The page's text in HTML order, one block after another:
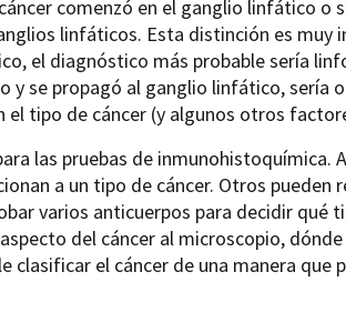
comenzó en el ganglio linfático o
linfáticos. Esta distinción es muy
el diagnóstico más probable sería
y se propagó al ganglio linfático, sería
el tipo de cáncer (y algunos otros
las pruebas de inmunohistoquímica.
a un tipo de cáncer. Otros pueden
varios anticuerpos para decidir qué
del cáncer al microscopio,
el cáncer de una manera que